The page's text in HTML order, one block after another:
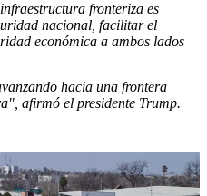
fronteriza es
nacional, facilitar el
económica a ambos lados
hacia una frontera
afirmó el presidente Trump.